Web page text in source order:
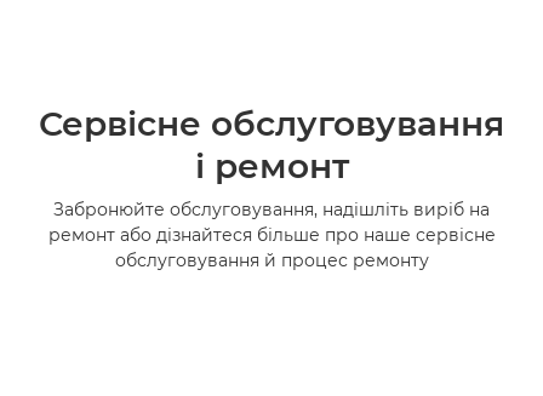
Сервісне обслуговування
і ремонт
Забронюйте обслуговування, надішліть виріб на
ремонт або дізнайтеся більше про наше сервісне
обслуговування й процес ремонту